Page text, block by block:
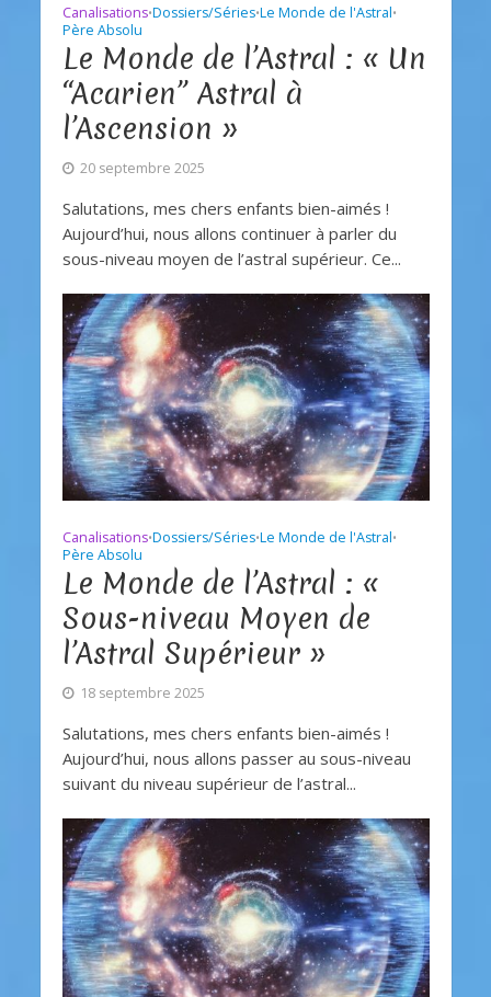
Canalisations•Dossiers/Séries•Le Monde de l'Astral•
Père Absolu
Le Monde de l’Astral : « Un
“Acarien” Astral à
l’Ascension »
20 septembre 2025
Salutations, mes chers enfants bien-aimés !
Aujourd’hui, nous allons continuer à parler du
sous-niveau moyen de l’astral supérieur. Ce...
Canalisations•Dossiers/Séries•Le Monde de l'Astral•
Père Absolu
Le Monde de l’Astral : «
Sous-niveau Moyen de
l’Astral Supérieur »
18 septembre 2025
Salutations, mes chers enfants bien-aimés !
Aujourd’hui, nous allons passer au sous-niveau
suivant du niveau supérieur de l’astral...